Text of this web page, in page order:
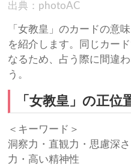
出典：photoAC
「女教皇」のカードの意
を紹介します。同じカー
なるため、占う際に間違
う。
「女教皇」の正位
＜キーワード＞
洞察力・直観力・思慮深
力・高い精神性